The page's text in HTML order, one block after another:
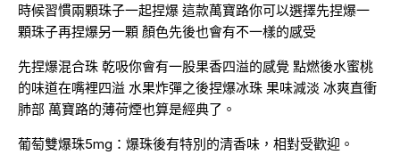
時候習慣兩顆珠子一起捏爆 這款萬寶路你可以選擇先捏爆一
顆珠子再捏爆另一顆 顏色先後也會有不一樣的感受
先捏爆混合珠 乾吸你會有一股果香四溢的感覺 點燃後水蜜桃
的味道在嘴裡四溢 水果炸彈之後捏爆冰珠 果味減淡 冰爽直衝
肺部 萬寶路的薄荷煙也算是經典了。
葡萄雙爆珠5mg：爆珠後有特別的清香味，相對受歡迎。